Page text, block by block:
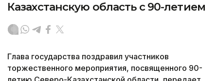
Казахстанскую область с 90-летием
Глава государства поздравил участников
торжественного мероприятия, посвященного 90-